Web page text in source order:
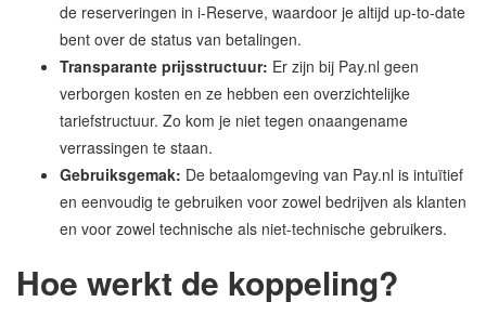
de reserveringen in i-Reserve, waardoor je altijd up-to-date
bent over de status van betalingen.
Transparante prijsstructuur: Er zijn bij Pay.nl geen
verborgen kosten en ze hebben een overzichtelijke
tariefstructuur. Zo kom je niet tegen onaangename
verrassingen te staan.
Gebruiksgemak: De betaalomgeving van Pay.nl is intuïtief
en eenvoudig te gebruiken voor zowel bedrijven als klanten
en voor zowel technische als niet-technische gebruikers.
Hoe werkt de koppeling?